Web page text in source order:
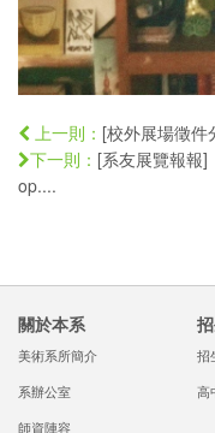
上一則： [校外展場徵
下一則： [系友展覽報報
op....
關於本系
美術系所簡介
系辦公室
師資陣容
招
高